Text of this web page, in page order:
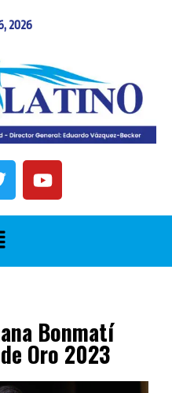
2026
Bonmatí
Oro 2023